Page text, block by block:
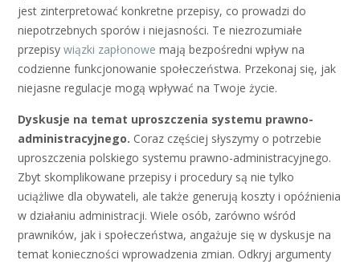
jest zinterpretować konkretne przepisy, co prowadzi do
niepotrzebnych sporów i niejasności. Te niezrozumiałe
przepisy wiązki zapłonowe mają bezpośredni wpływ na
codzienne funkcjonowanie społeczeństwa. Przekonaj się, jak
niejasne regulacje mogą wpływać na Twoje życie.
Dyskusje na temat uproszczenia systemu prawno-
administracyjnego. Coraz częściej słyszymy o potrzebie
uproszczenia polskiego systemu prawno-administracyjnego.
Zbyt skomplikowane przepisy i procedury są nie tylko
uciążliwe dla obywateli, ale także generują koszty i opóźnienia
w działaniu administracji. Wiele osób, zarówno wśród
prawników, jak i społeczeństwa, angażuje się w dyskusje na
temat konieczności wprowadzenia zmian. Odkryj argumenty